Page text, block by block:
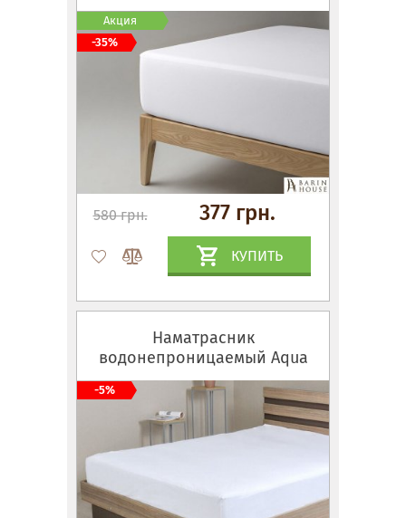
580 грн. 377 грн.
КУПИТЬ
Акция
-35%
Наматрасник
водонепроницаемый Aqua
Stop Lux на резинках по
периметру
-5%